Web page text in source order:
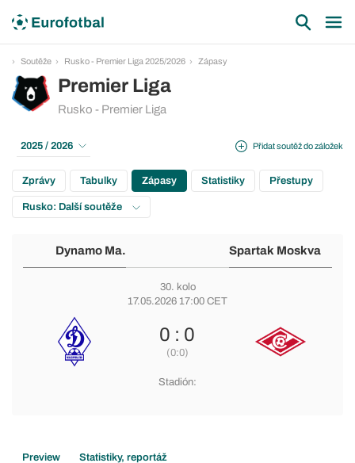
Soutěže Rusko - Premier Liga 2025/2026 Zápasy
Premier Liga
Rusko - Premier Liga
Přidat soutěž do záložek
2025 / 2026
Zprávy Tabulky Zápasy Statistiky Přestupy
Rusko: Další soutěže
Dynamo Ma. Spartak Moskva
30. kolo
17.05.2026 17:00 CET
0 : 0
(0:0)
Stadión:
Preview Statistiky, reportáž